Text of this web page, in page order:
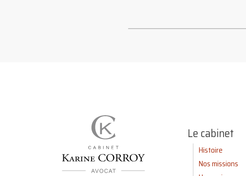
Le cabinet
Histoire
Nos missions